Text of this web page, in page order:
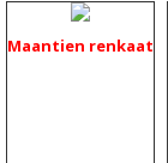
Maantien renkaat